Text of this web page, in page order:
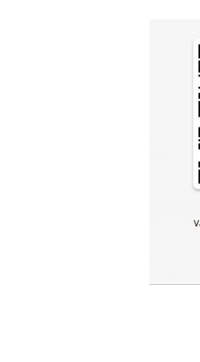
Gustavo Petro, advirtió
“Los gringos están en
problema. Meten a
a lo mismo”, dijo durante
Díaz-Canel, condenó el
como ambiciones
el Estado más narco que
esta nueva
y, desde aquí a todos los
Trump”, instó el mandatario